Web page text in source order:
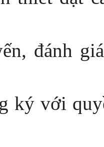
đánh
ký với